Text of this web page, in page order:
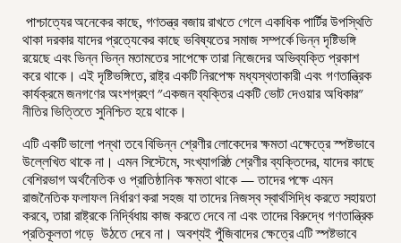
পাশ্চাত্যের অনেকের কাছে, গণতন্ত্র বজায় রাখতে গেলে একাধিক পার্টির উপস্থিতি
থাকা দরকার যাদের প্রত্যেকের কাছে ভবিষ্যতের সমাজ সম্পর্কে ভিন্ন দৃষ্টিভঙ্গি
রয়েছে এবং ভিন্ন ভিন্ন মতামতের সাপেক্ষে তারা নিজেদের অভিব্যক্তি প্রকাশ
করে থাকে। এই দৃষ্টিভঙ্গিতে, রাষ্ট্র একটি নিরপেক্ষ মধ্যস্থতাকারী এবং গণতান্ত্রিক
কার্যক্রমে জনগণের অংশগ্রহণ "একজন ব্যক্তির একটি ভোট দেওয়ার অধিকার"
নীতির ভিত্তিতে সুনিশ্চিত হয়ে থাকে।
এটি একটি ভালো পন্থা তবে বিভিন্ন শ্রেণীর লোকেদের ক্ষমতা এক্ষেত্রে স্পষ্টভাবে
উল্লেখিত থাকে না। এমন সিস্টেমে, সংখ্যাগরিষ্ঠ শ্রেণীর ব্যক্তিদের, যাদের কাছে
বেশিরভাগ অর্থনৈতিক ও প্রাতিষ্ঠানিক ক্ষমতা থাকে — তাদের পক্ষে এমন
রাজনৈতিক ফলাফল নির্ধারণ করা সহজ যা তাদের নিজস্ব স্বার্থসিদ্ধি করতে সহায়তা
করবে, তারা রাষ্ট্রকে নির্দ্বিধায় কাজ করতে দেবে না এবং তাদের বিরুদ্ধে গণতান্ত্রিক
প্রতিকূলতা গড়ে উঠতে দেবে না। অবশ্যই পুঁজিবাদের ক্ষেত্রে এটি স্পষ্টভাবে